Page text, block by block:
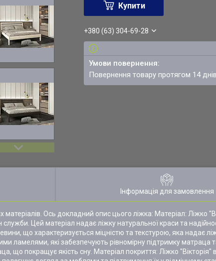
Купити
+380 (63) 304-69-28
повернення товару протягом 14
Інформація для замовлення
Ось докладний опис цього ліжка: Матеріал: Ліжко
Цей матеріал надає ліжку натуральної краси та
що характеризується міцністю та текстурою, яка надає
ламелями, які забезпечують рівномірну підтримку матраца
що покращує якість сну. Матеріал покриття: Ліжко